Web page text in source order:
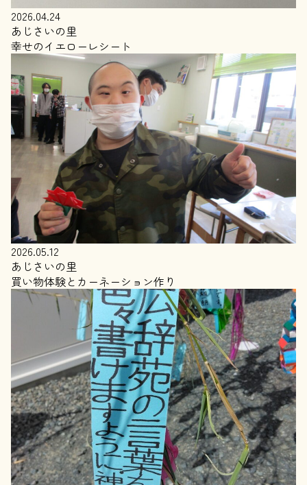
2026.04.24
あじさいの里
幸せのイエローレシート
2026.05.12
あじさいの里
買い物体験とカーネーション作り